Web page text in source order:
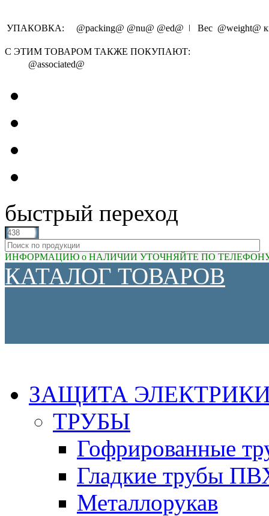
УПАКОВКА: @packing@ @nu@ @ed@ ǀ Вес @weight@
С ЭТИМ ТОВАРОМ ТАКЖЕ ПОКУПАЮТ:
@associated@
быстрый переход
ИНФОРМАЦИЮ о НАЛИЧИИ УТОЧНЯЙТЕ ПО ТЕЛЕФОНУ
КАТАЛОГ ТОВАРОВ
ЗАЩИТА
ТРУБЫ
Гофрированные
Гладкие трубы
Металлорукав